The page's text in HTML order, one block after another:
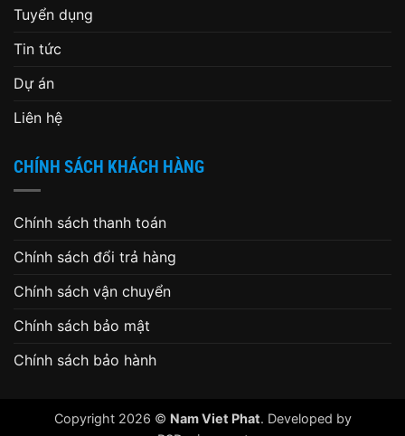
Tuyển dụng
Tin tức
Dự án
Liên hệ
CHÍNH SÁCH KHÁCH HÀNG
Chính sách thanh toán
Chính sách đổi trả hàng
Chính sách vận chuyển
Chính sách bảo mật
Chính sách bảo hành
Copyright 2026 © Nam Viet Phat. Developed by